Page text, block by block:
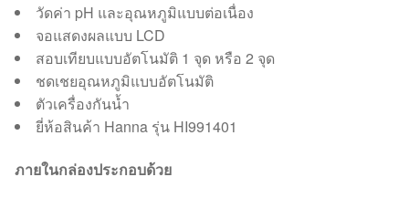
วัดค่า pH และอุณหภูมิแบบต่อเนื่อง
จอแสดงผลแบบ LCD
สอบเทียบแบบอัตโนมัติ 1 จุด หรือ 2 จุด
ชดเชยอุณหภูมิแบบอัตโนมัติ
ตัวเครื่องกันน้ำ
ยี่ห้อสินค้า Hanna รุ่น HI991401
ภายในกล่องประกอบด้วย